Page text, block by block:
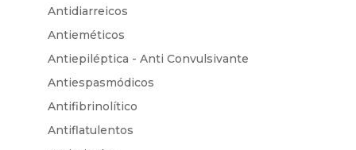
Antidiarreicos
Antieméticos
Antiepiléptica - Anti Convulsivante
Antiespasmódicos
Antifibrinolítico
Antiflatulentos